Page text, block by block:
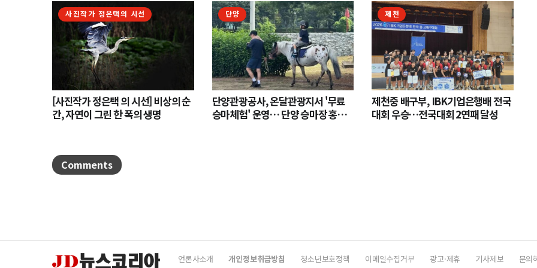
사진작가 정은택의 시선
[사진작가 정은택 의 시선] 비상의 순
간, 자연이 그린 한 폭의 생명
단양
단양관광공사, 온달관광지서 '무료
승마체험' 운영… 단양 승마장 홍보
제천
제천중 배구부, IBK기업은행배 전국
대회 우승…전국대회 2연패 달성
Comments
언론사소개 개인정보취급방침 청소년보호정책 이메일수집거부 광고·제휴 기사제보 문의